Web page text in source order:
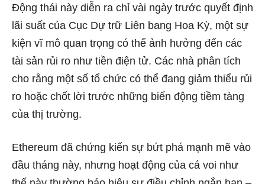
Động thái này diễn ra chỉ vài ngày trước quyết định
lãi suất của Cục Dự trữ Liên bang Hoa Kỳ, một sự
kiện vĩ mô quan trọng có thể ảnh hưởng đến các
tài sản rủi ro như tiền điện tử. Các nhà phân tích
cho rằng một số tổ chức có thể đang giảm thiểu rủi
ro hoặc chốt lời trước những biến động tiềm tàng
của thị trường.
Ethereum đã chứng kiến sự bứt phá mạnh mẽ vào
đầu tháng này, nhưng hoạt động của cá voi như